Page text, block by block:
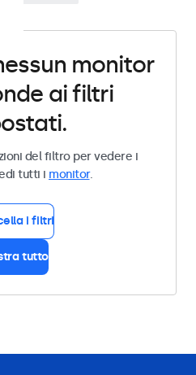
monitor
ai filtri
del filtro per vedere i
tutti i monitor.
i filtri
tutto